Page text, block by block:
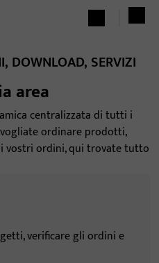
DOWNLOAD, SERVIZI
area
centralizzata di tutti i
ordinare prodotti,
vostri ordini, qui trovate tutto
verificare gli ordini e